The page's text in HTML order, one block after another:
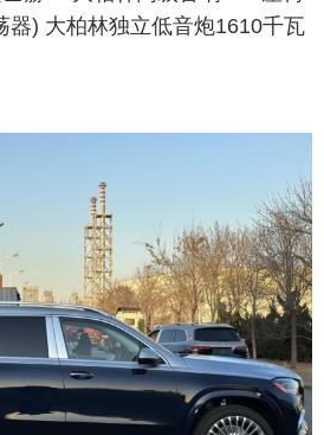
器) 大柏林独立低音炮1610千瓦